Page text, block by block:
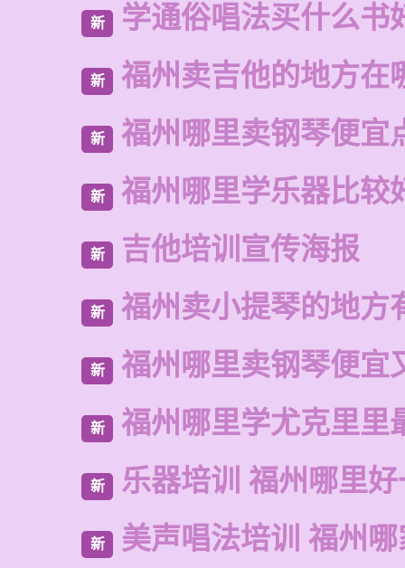
新 学通俗唱法买什么书
新 福州卖吉他的地方在
新 福州哪里卖钢琴便宜
新 福州哪里学乐器比较
新 吉他培训宣传海报
新 福州卖小提琴的地方
新 福州哪里卖钢琴便宜
新 福州哪里学尤克里里
新 乐器培训 福州哪里
新 美声唱法培训 福州